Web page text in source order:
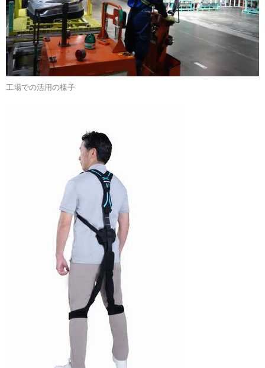
工場での活用の様子